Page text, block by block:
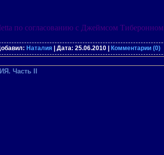
по согласованию с Джеймсом Тиберонном
Наталия | Дата: 25.06.2010 | Комментарии (0)
Часть II